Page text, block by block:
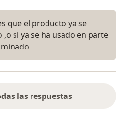
que el producto ya se
,o si ya se ha usado en parte
las respuestas